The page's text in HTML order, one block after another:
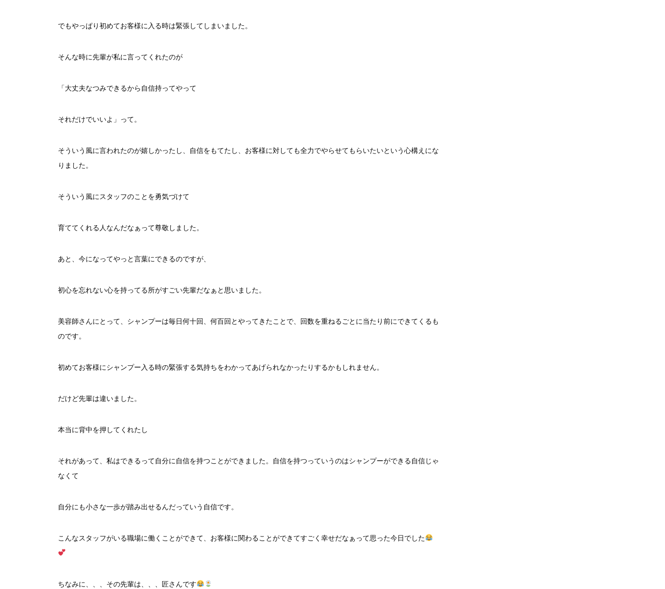
でもやっぱり初めてお客様に入る時は緊張してしまいました。
そんな時に先輩が私に言ってくれたのが
「大丈夫なつみできるから自信持ってやって
それだけでいいよ」 って。
そういう風に言われたのが嬉しかったし、自信をもてたし、お客様に対しても全力でやらせてもらいたいという心構えにな
りました。
そういう風にスタッフのことを勇気づけて
育ててくれる人なんだなぁって尊敬しました。
あと、今になってやっと言葉にできるのですが、
初心を忘れない心を持ってる所がすごい先輩だなぁと思いました。
美容師さんにとって、シャンプーは毎日何十回、何百回とやってきたことで、回数を重ねるごとに当たり前にできてくるも
のです。
初めてお客様にシャンプー入る時の緊張する気持ちをわかってあげられなかったりするかもしれません。
だけど先輩は違いました。
本当に背中を押してくれたし
それがあって、私はできるって自分に自信を持つことができました。自信を持つっていうのはシャンプーができる自信じゃ
なくて
自分にも小さな一歩が踏み出せるんだっていう自信です。
こんなスタッフがいる職場に働くことができて、お客様に関わることができてすごく幸せだなぁって思った今日でした
ちなみに、、、その先輩は、、、匠さんです